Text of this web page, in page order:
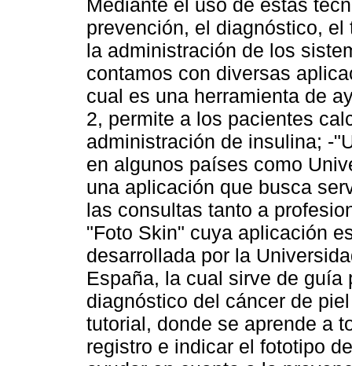
Mediante el uso de estas
prevención, el diagnóstico,
la administración de los
contamos con diversas
cual es una herramienta de
2, permite a los pacientes
administración de insulina; -
en algunos países como
una aplicación que busca
las consultas tanto a
"Foto Skin" cuya aplicación
desarrollada por la
España, la cual sirve de
diagnóstico del cáncer de
tutorial, donde se aprende a
registro e indicar el fototipo